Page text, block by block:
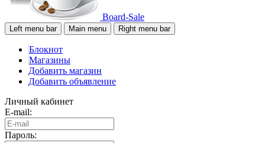
Board-Sale
Left menu bar Main menu Right menu bar
Блокнот
Магазины
Добавить магазин
Добавить объявление
Личный кабинет
E-mail:
Пароль: